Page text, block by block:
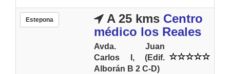
Estepona A 25 kms Centro
médico los Reales
Avda. Juan
Carlos I, (Edif.
Alborán B 2 C-D)